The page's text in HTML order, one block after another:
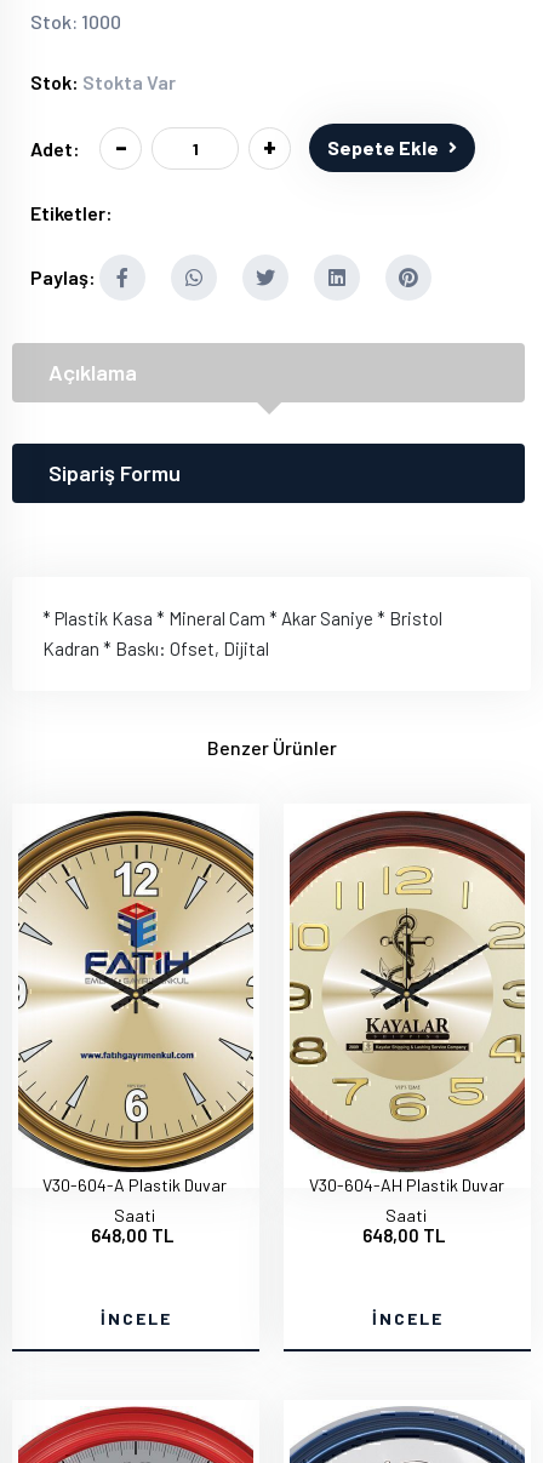
Stok: 1000
Stok: Stokta Var
Adet: - + Sepete Ekle
Etiketler:
Paylaş:
Açıklama
Sipariş Formu
* Plastik Kasa * Mineral Cam * Akar Saniye * Bristol
Kadran * Baskı: Ofset, Dijital
Benzer Ürünler
V30-604-A Plastik Duvar
Saati
648,00 TL
İNCELE
V30-604-AH Plastik Duvar
Saati
648,00 TL
İNCELE